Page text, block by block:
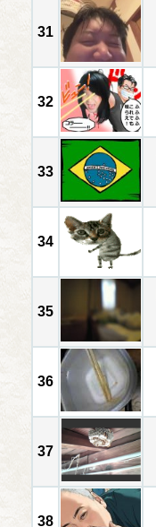
31
32
33
34
35
36
37
38